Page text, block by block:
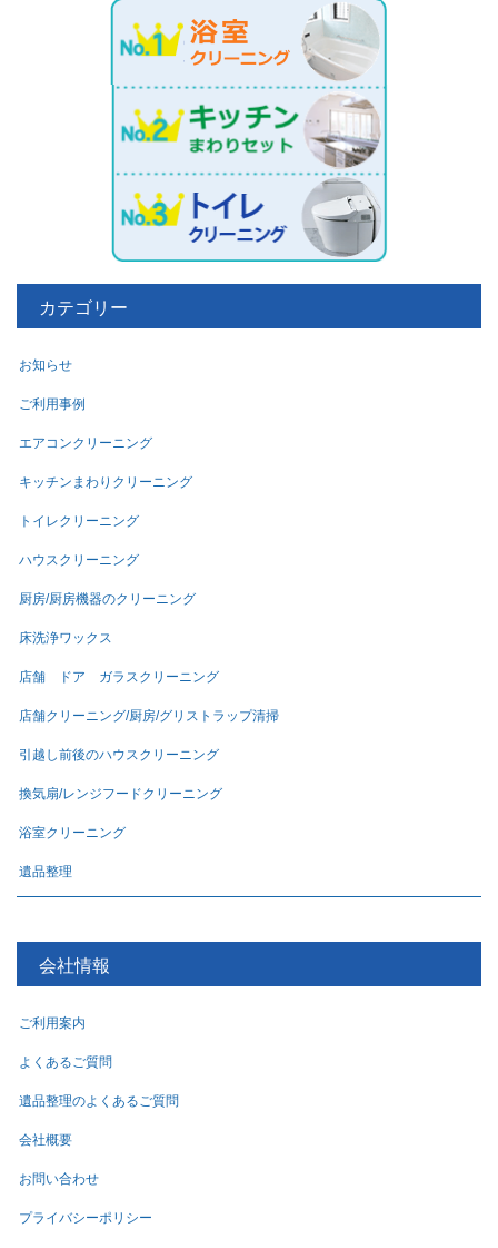
カテゴリー
お知らせ
ご利用事例
エアコンクリーニング
キッチンまわりクリーニング
トイレクリーニング
ハウスクリーニング
厨房/厨房機器のクリーニング
床洗浄ワックス
店舗 ドア ガラスクリーニング
店舗クリーニング/厨房/グリストラップ清掃
引越し前後のハウスクリーニング
換気扇/レンジフードクリーニング
浴室クリーニング
遺品整理
会社情報
ご利用案内
よくあるご質問
遺品整理のよくあるご質問
会社概要
お問い合わせ
プライバシーポリシー